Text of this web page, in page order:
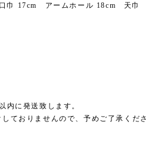
巾 17cm アームホール 18cm 天巾
内に発送致します。
ておりませんので、予めご了承くださ